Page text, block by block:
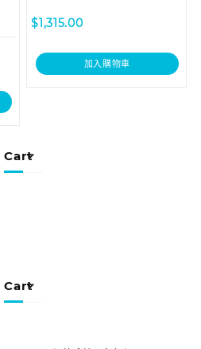
Cart
$1,315.00
加入購物車
Cart